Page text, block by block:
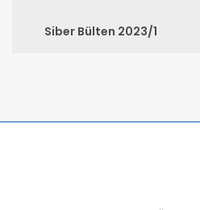
Siber Bülten 2023/1